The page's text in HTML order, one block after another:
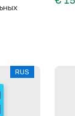
RUS